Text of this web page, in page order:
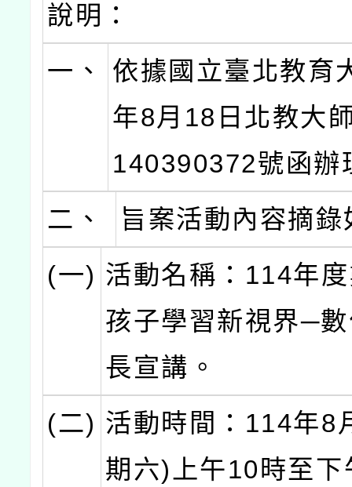
說明：
一、
依據國立臺北教育
年8月18日北教大
140390372號函辦
二、
旨案活動內容摘錄
(一) 活動名稱：114年
孩子學習新視界─
長宣講。
(二) 活動時間：114年8
期六)上午10時至